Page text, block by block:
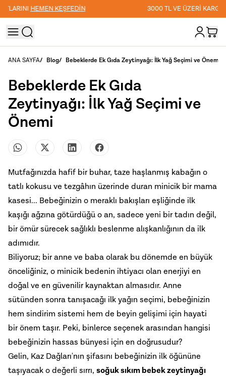
3000 TL VE ÜZERİ KARGO ÜCRETSİZ
ANA SAYFA/ Blog/ Bebeklerde Ek Gıda Zeytinyağı: İlk Yağ Seçimi ve Önemi
Bebeklerde Ek Gıda
Zeytinyağı: İlk Yağ Seçimi ve
Önemi
Mutfağınızda hafif bir buhar, taze haşlanmış kabağın o
tatlı kokusu ve tezgâhın üzerinde duran minicik bir mama
kasesi... Bebeğinizin o meraklı bakışları eşliğinde ilk
kaşığı ağzına götürdüğü o an, sadece yeni bir tadın değil,
bir ömür sürecek sağlıklı beslenme alışkanlığının da ilk
adımıdır.
Biliyoruz; bir anne ve baba olarak bu dönemde en büyük
önceliğiniz, o minicik bedenin ihtiyacı olan enerjiyi en
doğal ve en güvenilir kaynaktan almasıdır. Anne
sütünden sonra tanışacağı ilk yağın seçimi, bebeğinizin
hem sindirim sistemi hem de beyin gelişimi için hayati
bir önem taşır. Peki, binlerce seçenek arasından hangisi
bebeğinizin hassas bünyesi için en doğrusudur?
Gelin, Kaz Dağları'nın şifasını bebeğinizin ilk öğününe
taşıyacak o değerli sırrı, soğuk sıkım bebek zeytinyağı